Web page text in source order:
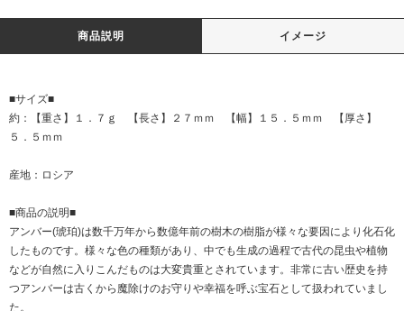
商品説明 イメージ
■サイズ■
約：【重さ】１．７ｇ 【長さ】２７ｍｍ 【幅】１５．５ｍｍ 【厚さ】
５．５ｍｍ
産地：ロシア
■商品の説明■
アンバー(琥珀)は数千万年から数億年前の樹木の樹脂が様々な要因により化石化
したものです。様々な色の種類があり、中でも生成の過程で古代の昆虫や植物
などが自然に入りこんだものは大変貴重とされています。非常に古い歴史を持
つアンバーは古くから魔除けのお守りや幸福を呼ぶ宝石として扱われていまし
た。